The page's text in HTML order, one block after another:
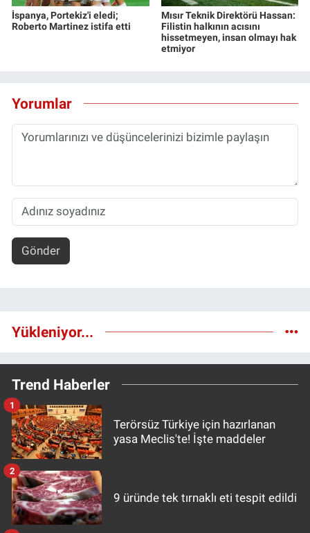
İspanya, Portekiz'i eledi;
Roberto Martinez istifa etti
Mısır Teknik Direktörü Hassan:
Filistin halkının acısını
hissetmeyen, insan olmayı hak
etmiyor
Yorumlar
Gönder
Yükleniyor...
Trend Haberler
Terörsüz Türkiye için hazırlanan
yasa Meclis'te! İşte maddeler
1
9 üründe tek tırnaklı eti tespit edildi
2